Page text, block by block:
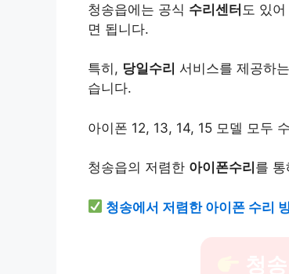
청송읍에는 공식 수리센터 도 있
면 됩니다.
특히, 당일수리 서비스를 제공하
습니다.
아이폰 12, 13, 14, 15 모델 모두
청송읍의 저렴한 아이폰수리 를
청송에서 저렴한 아이폰 수리